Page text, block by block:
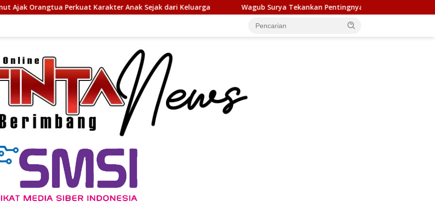
Anak Sejak dari Keluarga Wagub Surya Tekankan Pentingnya Kolaborasi Pemerintah dan Apoteker Hadapi